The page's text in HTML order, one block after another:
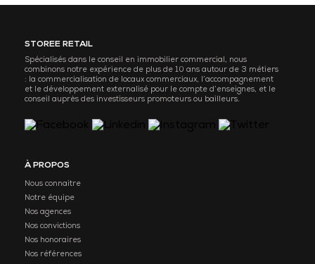
STOREE RETAIL
Spécialisés dans le conseil en immobilier commercial, nous
combinons notre expérience de plus de 10 ans autour de 3 métiers
: la commercialisation de locaux commerciaux, l’accompagnement
et le développement externalisé pour le compte d’enseignes, et le
conseil auprès des investisseurs promoteurs ou bailleurs.
À PROPOS
Nous connaitre
Notre équipe
Nos agences
Nos convictions
Nos honoraires
Nos références